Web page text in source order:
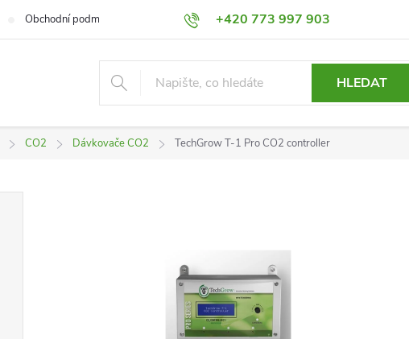
+420 773 997 903
Obchodní podmínky Výměna a Vrácení Podmínky ochrany osobních údajů
HLEDAT
CO2 Dávkovače CO2 TechGrow T-1 Pro CO2 controller